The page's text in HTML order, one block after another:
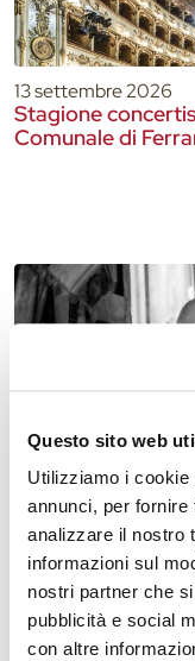
Questo sito web
Utilizziamo i
annunci, per
analizzare il nostro
informazioni sul
nostri partner che
pubblicità e social
con altre
13 settembre 2026
Stagione
Comunale di
13 settembre 2026,
Stagione
Louis Couperin
Pinacoteca